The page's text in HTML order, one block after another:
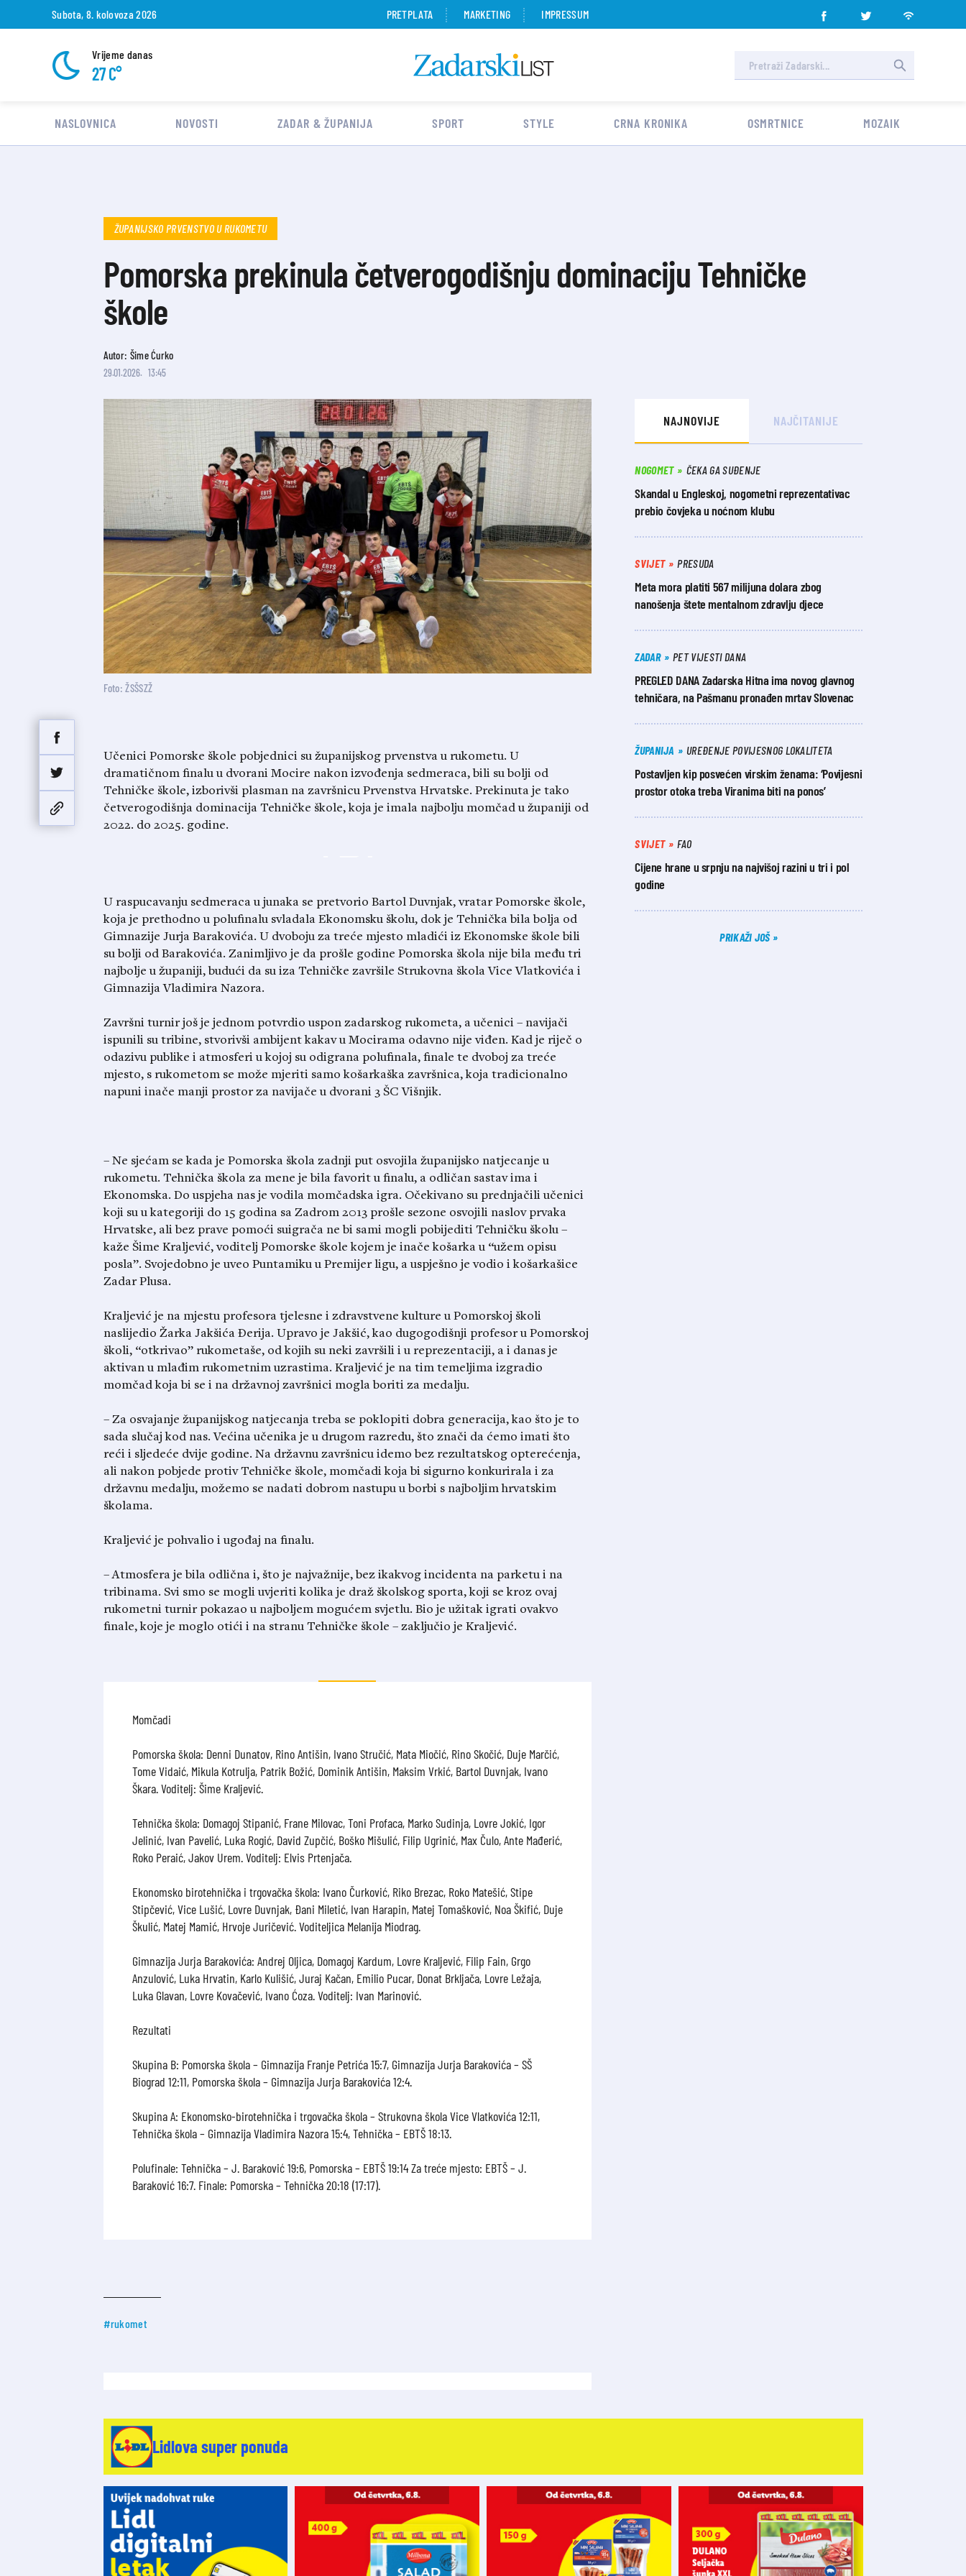
Subota, 8. kolovoza 2026 PRETPLATA MARKETING IMPRESSUM
Vrijeme danas
27 C°
NASLOVNICA NOVOSTI ZADAR & ŽUPANIJA SPORT STYLE CRNA KRONIKA OSMRTNICE MOZAIK
ŽUPANIJSKO PRVENSTVO U RUKOMETU
Pomorska prekinula četverogodišnju dominaciju Tehničke
škole
Autor: Šime Ćurko
29.01.2026. 13:45
Foto: ŽSŠSZŽ
Učenici Pomorske škole pobjednici su županijskog prvenstva u rukometu. U
dramatičnom finalu u dvorani Mocire nakon izvođenja sedmeraca, bili su bolji od
Tehničke škole, izborivši plasman na završnicu Prvenstva Hrvatske. Prekinuta je tako
četverogodišnja dominacija Tehničke škole, koja je imala najbolju momčad u županiji od
2022. do 2025. godine.
U raspucavanju sedmeraca u junaka se pretvorio Bartol Duvnjak, vratar Pomorske škole,
koja je prethodno u polufinalu svladala Ekonomsku školu, dok je Tehnička bila bolja od
Gimnazije Jurja Barakovića. U dvoboju za treće mjesto mladići iz Ekonomske škole bili
su bolji od Barakovića. Zanimljivo je da prošle godine Pomorska škola nije bila među tri
najbolje u županiji, budući da su iza Tehničke završile Strukovna škola Vice Vlatkovića i
Gimnazija Vladimira Nazora.
Završni turnir još je jednom potvrdio uspon zadarskog rukometa, a učenici – navijači
ispunili su tribine, stvorivši ambijent kakav u Mocirama odavno nije viđen. Kad je riječ o
odazivu publike i atmosferi u kojoj su odigrana polufinala, finale te dvoboj za treće
mjesto, s rukometom se može mjeriti samo košarkaška završnica, koja tradicionalno
napuni inače manji prostor za navijače u dvorani 3 ŠC Višnjik.
– Ne sjećam se kada je Pomorska škola zadnji put osvojila županijsko natjecanje u
rukometu. Tehnička škola za mene je bila favorit u finalu, a odličan sastav ima i
Ekonomska. Do uspjeha nas je vodila momčadska igra. Očekivano su prednjačili učenici
koji su u kategoriji do 15 godina sa Zadrom 2013 prošle sezone osvojili naslov prvaka
Hrvatske, ali bez prave pomoći suigrača ne bi sami mogli pobijediti Tehničku školu –
kaže Šime Kraljević, voditelj Pomorske škole kojem je inače košarka u “užem opisu
posla”. Svojedobno je uveo Puntamiku u Premijer ligu, a uspješno je vodio i košarkašice
Zadar Plusa.
Kraljević je na mjestu profesora tjelesne i zdravstvene kulture u Pomorskoj školi
naslijedio Žarka Jakšića Đerija. Upravo je Jakšić, kao dugogodišnji profesor u Pomorskoj
školi, “otkrivao” rukometaše, od kojih su neki završili i u reprezentaciji, a i danas je
aktivan u mlađim rukometnim uzrastima. Kraljević je na tim temeljima izgradio
momčad koja bi se i na državnoj završnici mogla boriti za medalju.
– Za osvajanje županijskog natjecanja treba se poklopiti dobra generacija, kao što je to
sada slučaj kod nas. Većina učenika je u drugom razredu, što znači da ćemo imati što
reći i sljedeće dvije godine. Na državnu završnicu idemo bez rezultatskog opterećenja,
ali nakon pobjede protiv Tehničke škole, momčadi koja bi sigurno konkurirala i za
državnu medalju, možemo se nadati dobrom nastupu u borbi s najboljim hrvatskim
školama.
Kraljević je pohvalio i ugođaj na finalu.
– Atmosfera je bila odlična i, što je najvažnije, bez ikakvog incidenta na parketu i na
tribinama. Svi smo se mogli uvjeriti kolika je draž školskog sporta, koji se kroz ovaj
rukometni turnir pokazao u najboljem mogućem svjetlu. Bio je užitak igrati ovakvo
finale, koje je moglo otići i na stranu Tehničke škole – zaključio je Kraljević.
Momčadi
Pomorska škola: Denni Dunatov, Rino Antišin, Ivano Stručić, Mata Miočić, Rino Skočić, Duje Marčić,
Tome Vidaić, Mikula Kotrulja, Patrik Božić, Dominik Antišin, Maksim Vrkić, Bartol Duvnjak, Ivano
Škara. Voditelj: Šime Kraljević.
Tehnička škola: Domagoj Stipanić, Frane Milovac, Toni Profaca, Marko Sudinja, Lovre Jokić, Igor
Jelinić, Ivan Pavelić, Luka Rogić, David Zupčić, Boško Mišulić, Filip Ugrinić, Max Čulo, Ante Mađerić,
Roko Peraić, Jakov Urem. Voditelj: Elvis Prtenjača.
Ekonomsko birotehnička i trgovačka škola: Ivano Čurković, Riko Brezac, Roko Matešić, Stipe
Stipčević, Vice Lušić, Lovre Duvnjak, Đani Miletić, Ivan Harapin, Matej Tomašković, Noa Škifić, Duje
Škulić, Matej Mamić, Hrvoje Juričević. Voditeljica Melanija Miodrag.
Gimnazija Jurja Barakovića: Andrej Oljica, Domagoj Kardum, Lovre Kraljević, Filip Fain, Grgo
Anzulović, Luka Hrvatin, Karlo Kulišić, Juraj Kačan, Emilio Pucar, Donat Brkljača, Lovre Ležaja,
Luka Glavan, Lovre Kovačević, Ivano Ćoza. Voditelj: Ivan Marinović.
Rezultati
Skupina B: Pomorska škola – Gimnazija Franje Petrića 15:7, Gimnazija Jurja Barakovića – SŠ
Biograd 12:11, Pomorska škola – Gimnazija Jurja Barakovića 12:4.
Skupina A: Ekonomsko-birotehnička i trgovačka škola – Strukovna škola Vice Vlatkovića 12:11,
Tehnička škola – Gimnazija Vladimira Nazora 15:4, Tehnička – EBTŠ 18:13.
Polufinale: Tehnička – J. Baraković 19:6, Pomorska – EBTŠ 19:14 Za treće mjesto: EBTŠ – J.
Baraković 16:7. Finale: Pomorska – Tehnička 20:18 (17:17).
#rukomet
NAJNOVIJE NAJČITANIJE
NOGOMET ČEKA GA SUĐENJE
Skandal u Engleskoj, nogometni reprezentativac
prebio čovjeka u noćnom klubu
SVIJET PRESUDA
Meta mora platiti 567 milijuna dolara zbog
nanošenja štete mentalnom zdravlju djece
ZADAR PET VIJESTI DANA
PREGLED DANA Zadarska Hitna ima novog glavnog
tehničara, na Pašmanu pronađen mrtav Slovenac
ŽUPANIJA UREĐENJE POVIJESNOG LOKALITETA
Postavljen kip posvećen virskim ženama: ‘Povijesni
prostor otoka treba Viranima biti na ponos’
SVIJET FAO
Cijene hrane u srpnju na najvišoj razini u tri i pol
godine
PRIKAŽI JOŠ
Lidlova super ponuda